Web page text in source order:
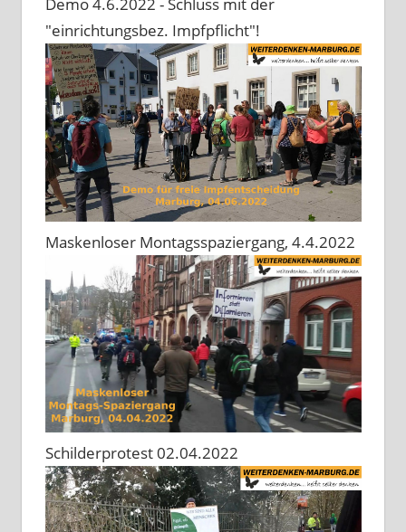
Demo 4.6.2022 - Schluss mit der
"einrichtungsbez. Impfpflicht"!
Maskenloser Montagsspaziergang, 4.4.2022
Schilderprotest 02.04.2022